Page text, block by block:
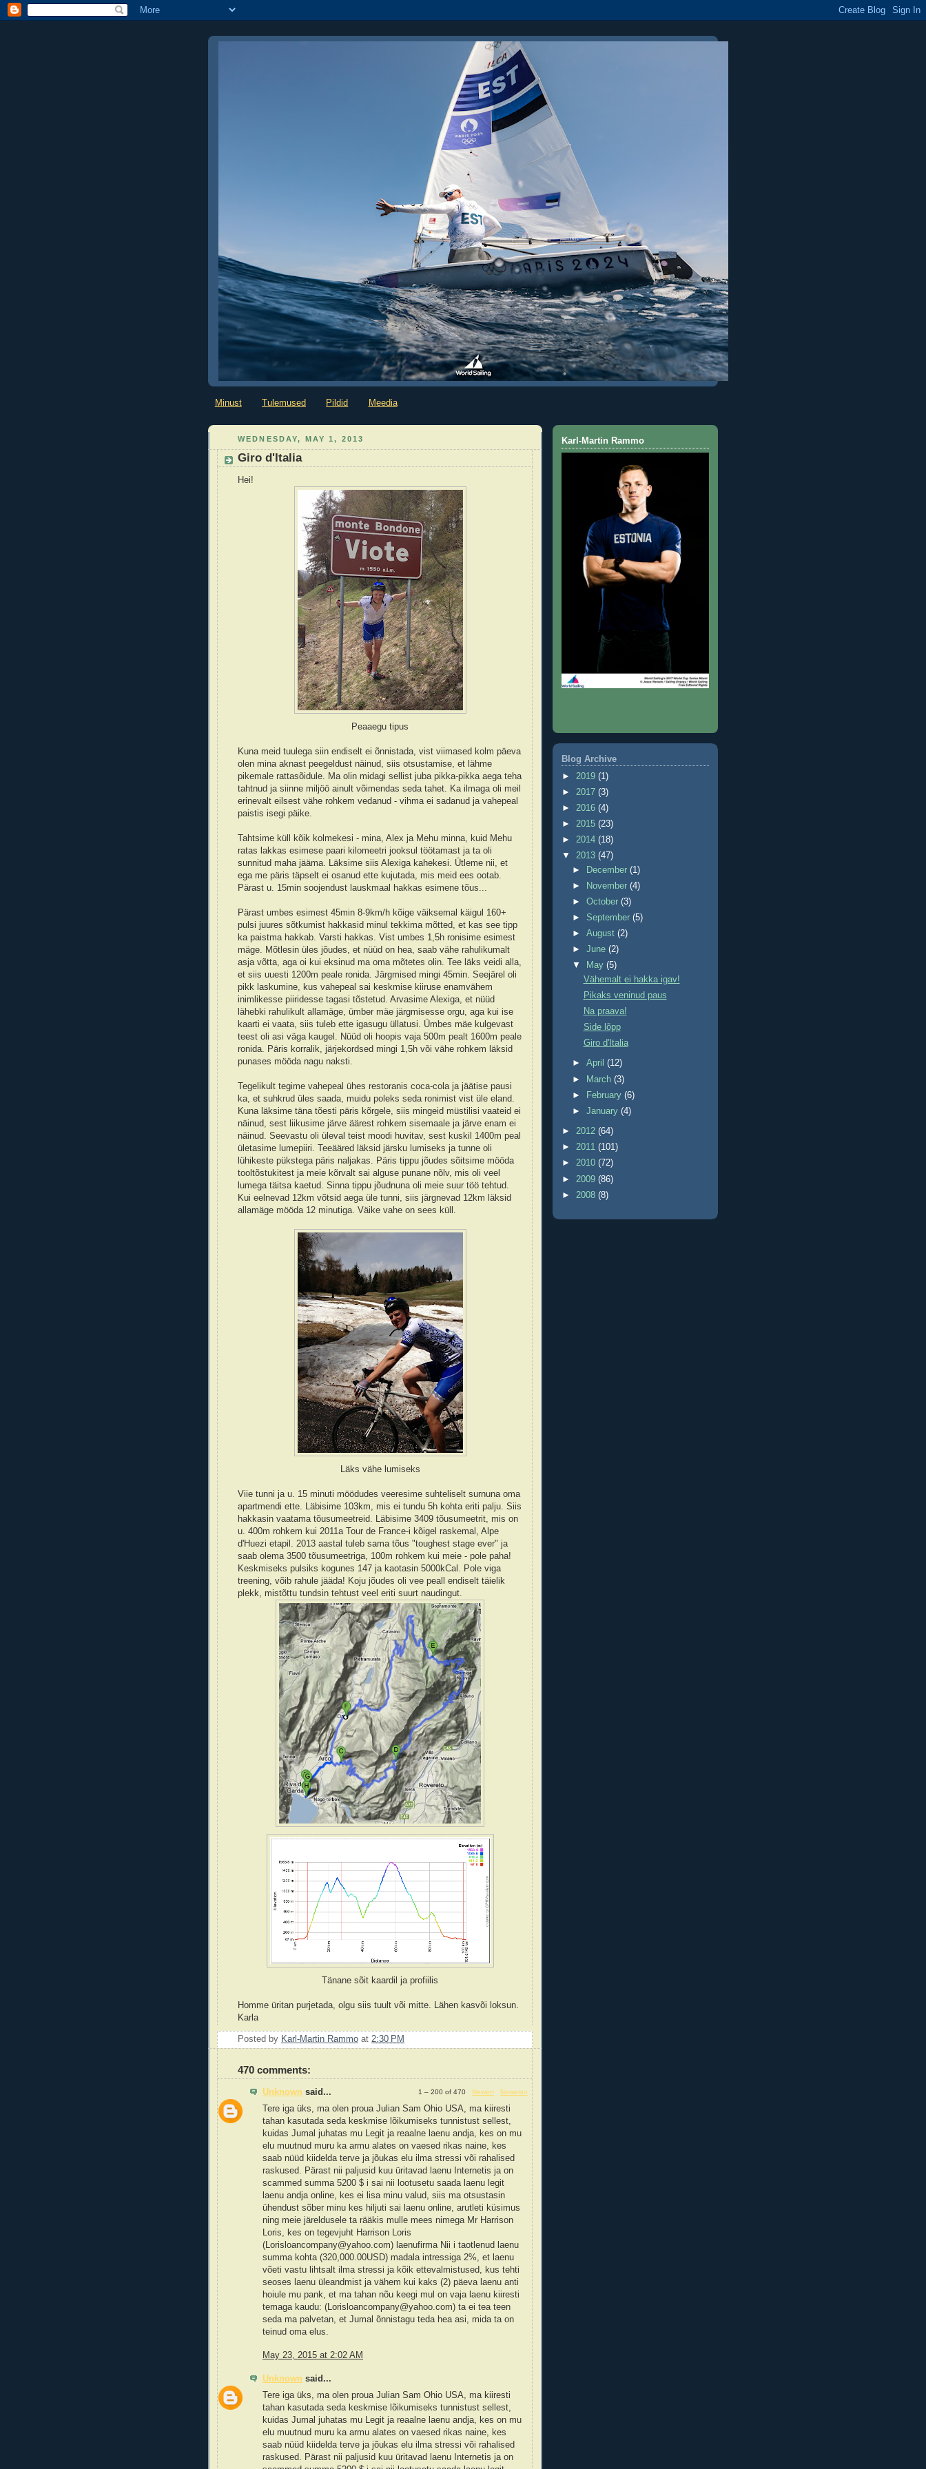
Minust Tulemused Pildid Meedia
WEDNESDAY, MAY 1, 2013
Giro d'Italia
Hei!
Peaaegu tipus
Kuna meid tuulega siin endiselt ei õnnistada, vist viimased kolm päeva
olen mina aknast peegeldust näinud, siis otsustamise, et lähme
pikemale rattasõidule. Ma olin midagi sellist juba pikka-pikka aega teha
tahtnud ja siinne miljöö ainult võimendas seda tahet. Ka ilmaga oli meil
erinevalt eilsest vähe rohkem vedanud - vihma ei sadanud ja vahepeal
paistis isegi päike.
Tahtsime küll kõik kolmekesi - mina, Alex ja Mehu minna, kuid Mehu
ratas lakkas esimese paari kilomeetri jooksul töötamast ja ta oli
sunnitud maha jääma. Läksime siis Alexiga kahekesi. Ütleme nii, et
ega me päris täpselt ei osanud ette kujutada, mis meid ees ootab.
Pärast u. 15min soojendust lauskmaal hakkas esimene tõus...
Pärast umbes esimest 45min 8-9km/h kõige väiksemal käigul 160+
pulsi juures sõtkumist hakkasid minul tekkima mõtted, et kas see tipp
ka paistma hakkab. Varsti hakkas. Vist umbes 1,5h ronisime esimest
mäge. Mõtlesin üles jõudes, et nüüd on hea, saab vähe rahulikumalt
asja võtta, aga oi kui eksinud ma oma mõtetes olin. Tee läks veidi alla,
et siis uuesti 1200m peale ronida. Järgmised mingi 45min. Seejärel oli
pikk laskumine, kus vahepeal sai keskmise kiiruse enamvähem
inimlikesse piiridesse tagasi tõstetud. Arvasime Alexiga, et nüüd
lähebki rahulikult allamäge, ümber mäe järgmisesse orgu, aga kui ise
kaarti ei vaata, siis tuleb ette igasugu üllatusi. Ümbes mäe kulgevast
teest oli asi väga kaugel. Nüüd oli hoopis vaja 500m pealt 1600m peale
ronida. Päris korralik, järjekordsed mingi 1,5h või vähe rohkem läksid
punases mööda nagu naksti.
Tegelikult tegime vahepeal ühes restoranis coca-cola ja jäätise pausi
ka, et suhkrud üles saada, muidu poleks seda ronimist vist üle eland.
Kuna läksime täna tõesti päris kõrgele, siis mingeid müstilisi vaateid ei
näinud, sest liikusime järve äärest rohkem sisemaale ja järve enam ei
näinud. Seevastu oli üleval teist moodi huvitav, sest kuskil 1400m peal
ületasime lumepiiri. Teeääred läksid järsku lumiseks ja tunne oli
lühikeste pükstega päris naljakas. Päris tippu jõudes sõitsime mööda
tooltõstukitest ja meie kõrvalt sai alguse punane nõlv, mis oli veel
lumega täitsa kaetud. Sinna tippu jõudnuna oli meie suur töö tehtud.
Kui eelnevad 12km võtsid aega üle tunni, siis järgnevad 12km läksid
allamäge mööda 12 minutiga. Väike vahe on sees küll.
Läks vähe lumiseks
Viie tunni ja u. 15 minuti möödudes veeresime suhteliselt surnuna oma
apartmendi ette. Läbisime 103km, mis ei tundu 5h kohta eriti palju. Siis
hakkasin vaatama tõusumeetreid. Läbisime 3409 tõusumeetrit, mis on
u. 400m rohkem kui 2011a Tour de France-i kõigel raskemal, Alpe
d'Huezi etapil. 2013 aastal tuleb sama tõus "toughest stage ever" ja
saab olema 3500 tõusumeetriga, 100m rohkem kui meie - pole paha!
Keskmiseks pulsiks kogunes 147 ja kaotasin 5000kCal. Pole viga
treening, võib rahule jääda! Koju jõudes oli vee peall endiselt täielik
plekk, mistõttu tundsin tehtust veel eriti suurt naudingut.
Tänane sõit kaardil ja profiilis
Homme üritan purjetada, olgu siis tuult või mitte. Lähen kasvõi loksun.
Karla
Posted by Karl-Martin Rammo at 2:30 PM
470 comments:
1 – 200 of 470 Newer› Newest»
Unknown said...
Tere iga üks, ma olen proua Julian Sam Ohio USA, ma kiiresti
tahan kasutada seda keskmise lõikumiseks tunnistust sellest,
kuidas Jumal juhatas mu Legit ja reaalne laenu andja, kes on mu
elu muutnud muru ka armu alates on vaesed rikas naine, kes
saab nüüd kiidelda terve ja jõukas elu ilma stressi või rahalised
raskused. Pärast nii paljusid kuu üritavad laenu Internetis ja on
scammed summa 5200 $ i sai nii lootusetu saada laenu legit
laenu andja online, kes ei lisa minu valud, siis ma otsustasin
ühendust sõber minu kes hiljuti sai laenu online, arutleti küsimus
ning meie järeldusele ta rääkis mulle mees nimega Mr Harrison
Loris, kes on tegevjuht Harrison Loris
(Lorisloancompany@yahoo.com) laenufirma Nii i taotlenud laenu
summa kohta (320,000.00USD) madala intressiga 2%, et laenu
võeti vastu lihtsalt ilma stressi ja kõik ettevalmistused, kus tehti
seoses laenu üleandmist ja vähem kui kaks (2) päeva laenu anti
hoiule mu pank, et ma tahan nõu keegi mul on vaja laenu kiiresti
temaga kaudu: (Lorisloancompany@yahoo.com) ta ei tea teen
seda ma palvetan, et Jumal õnnistagu teda hea asi, mida ta on
teinud oma elus.
May 23, 2015 at 2:02 AM
Unknown said...
Tere iga üks, ma olen proua Julian Sam Ohio USA, ma kiiresti
tahan kasutada seda keskmise lõikumiseks tunnistust sellest,
kuidas Jumal juhatas mu Legit ja reaalne laenu andja, kes on mu
elu muutnud muru ka armu alates on vaesed rikas naine, kes
saab nüüd kiidelda terve ja jõukas elu ilma stressi või rahalised
raskused. Pärast nii paljusid kuu üritavad laenu Internetis ja on
Karl-Martin Rammo
Blog Archive
► 2019 (1)
► 2017 (3)
► 2016 (4)
► 2015 (23)
► 2014 (18)
▼ 2013 (47)
►
December(1)
►
November(4)
►October(3)
► September(5)
►August(2)
►June(2)
▼
May(5)
Vähemalt ei hakka igav!
Pikaks veninud paus
Na praava!
Side lõpp
Giro d'Italia
►April(12)
►
March(3)
►
February(6)
►January(4)
► 2012 (64)
► 2011 (101)
► 2010 (72)
► 2009 (86)
► 2008 (8)